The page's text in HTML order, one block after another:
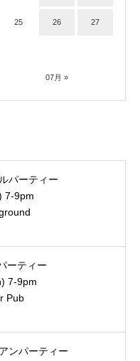
07月 »
25 26 27
パーティー
7-9pm
ーティー
7-9pm
Pub
ンパーティー